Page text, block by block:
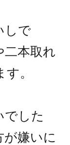
しで
二本取れ
。
でした
嫌いに